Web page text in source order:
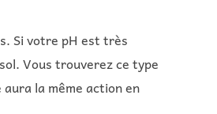
Si votre pH est très
Vous trouverez ce type
la même action en